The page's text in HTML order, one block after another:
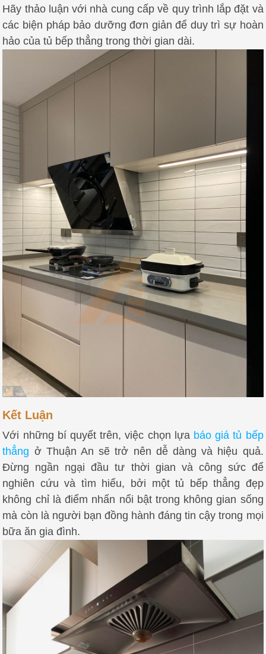
Hãy thảo luận với nhà cung cấp về quy trình lắp đặt và
các biện pháp bảo dưỡng đơn giản để duy trì sự hoàn
hảo của tủ bếp thẳng trong thời gian dài.
Kết Luận
Với những bí quyết trên, việc chọn lựa báo giá tủ bếp
thẳng ở Thuận An sẽ trở nên dễ dàng và hiệu quả.
Đừng ngần ngại đầu tư thời gian và công sức để
nghiên cứu và tìm hiểu, bởi một tủ bếp thẳng đẹp
không chỉ là điểm nhấn nổi bật trong không gian sống
mà còn là người bạn đồng hành đáng tin cậy trong mọi
bữa ăn gia đình.